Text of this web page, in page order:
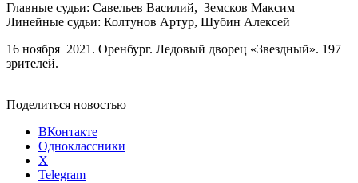
Главные судьи: Савельев Василий, Земсков Максим
Линейные судьи: Колтунов Артур, Шубин Алексей
16 ноября 2021. Оренбург. Ледовый дворец «Звездный». 197
зрителей.
Поделиться новостью
ВКонтакте
Одноклассники
X
Telegram